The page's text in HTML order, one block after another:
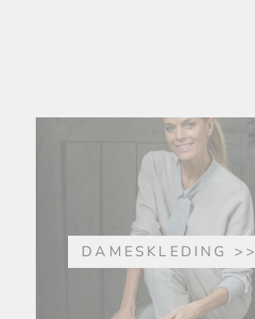
DAMESKLEDING >>